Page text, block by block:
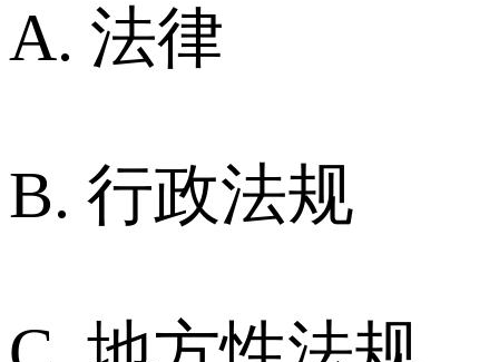
A. 法律
B. 行政法规